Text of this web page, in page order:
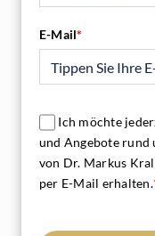
E-Mail*
Ich möchte
und Angebote rund
von Dr. Markus
per E-Mail erhalten.